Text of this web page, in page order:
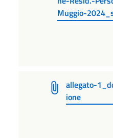
Muggio-
allegato-
ione